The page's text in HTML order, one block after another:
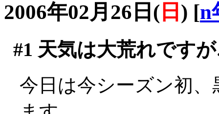
2006年02月26日( 日 ) [n
#1 天気は大荒れです
今日は今シーズン初